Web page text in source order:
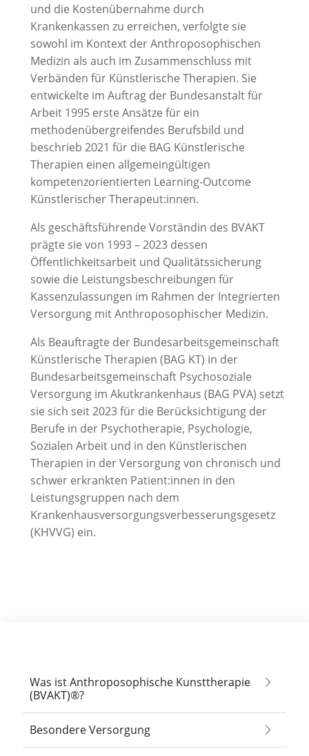
und die Kostenübernahme durch
Krankenkassen zu erreichen, verfolgte sie
sowohl im Kontext der Anthroposophischen
Medizin als auch im Zusammenschluss mit
Verbänden für Künstlerische Therapien. Sie
entwickelte im Auftrag der Bundesanstalt für
Arbeit 1995 erste Ansätze für ein
methodenübergreifendes Berufsbild und
beschrieb 2021 für die BAG Künstlerische
Therapien einen allgemeingültigen
kompetenzorientierten Learning-Outcome
Künstlerischer Therapeut:innen.
Als geschäftsführende Vorständin des BVAKT
prägte sie von 1993 – 2023 dessen
Öffentlichkeitsarbeit und Qualitätssicherung
sowie die Leistungsbeschreibungen für
Kassenzulassungen im Rahmen der Integrierten
Versorgung mit Anthroposophischer Medizin.
Als Beauftragte der Bundesarbeitsgemeinschaft
Künstlerische Therapien (BAG KT) in der
Bundesarbeitsgemeinschaft Psychosoziale
Versorgung im Akutkrankenhaus (BAG PVA) setzt
sie sich seit 2023 für die Berücksichtigung der
Berufe in der Psychotherapie, Psychologie,
Sozialen Arbeit und in den Künstlerischen
Therapien in der Versorgung von chronisch und
schwer erkrankten Patient:innen in den
Leistungsgruppen nach dem
Krankenhausversorgungsverbesserungsgesetz
(KHVVG) ein.
Was ist Anthroposophische Kunsttherapie
(BVAKT)®?
Besondere Versorgung